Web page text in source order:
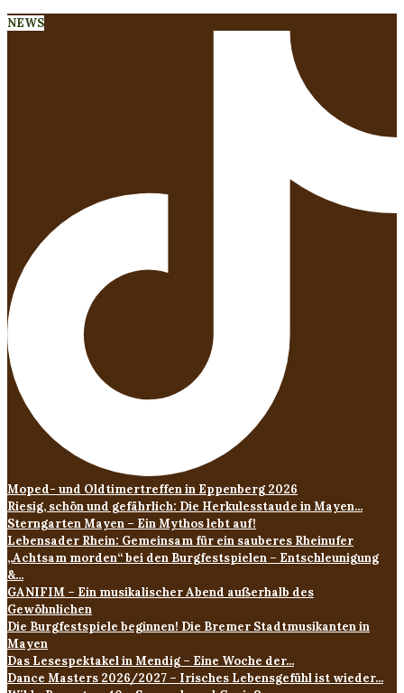
NEWS
Moped- und Oldtimertreffen in Eppenberg 2026
Riesig, schön und gefährlich: Die Herkulesstaude in Mayen...
Sterngarten Mayen – Ein Mythos lebt auf!
Lebensader Rhein: Gemeinsam für ein sauberes Rheinufer
„Achtsam morden“ bei den Burgfestspielen – Entschleunigung
&...
GANIFIM – Ein musikalischer Abend außerhalb des
Gewöhnlichen
Die Burgfestspiele beginnen! Die Bremer Stadtmusikanten in
Mayen
Das Lesespektakel in Mendig – Eine Woche der...
Dance Masters 2026/2027 – Irisches Lebensgefühl ist wieder...